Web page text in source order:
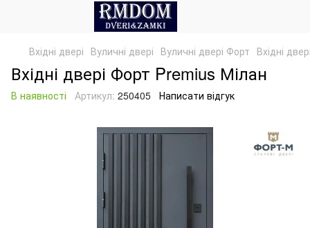
Вхідні двері Вуличні двері Вуличні двері Форт Вхідні
Вхідні двері Форт Premius Мілан
В наявності Артикул: 250405 Написати відгук